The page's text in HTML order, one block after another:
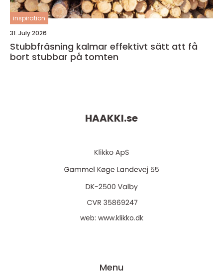
inspiration
31. July 2026
Stubbfräsning kalmar effektivt sätt att få
bort stubbar på tomten
HAAKKI.se
web: www.klikko.dk
Menu